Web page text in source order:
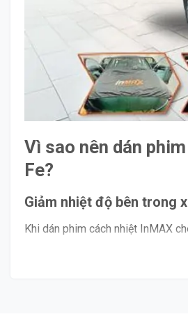
Vì sao nên dán
Fe?
Giảm nhiệt độ bên trong
Khi dán phim cách nhiệt InMAX
nhiệt độ bên trong xe so với bên
ánh nắng mặt trời, giúp duy trì